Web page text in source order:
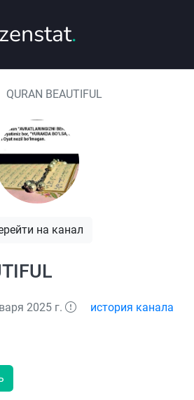
zenstat.
QURAN BEAUTIFUL
на канал
2025 г. история канала